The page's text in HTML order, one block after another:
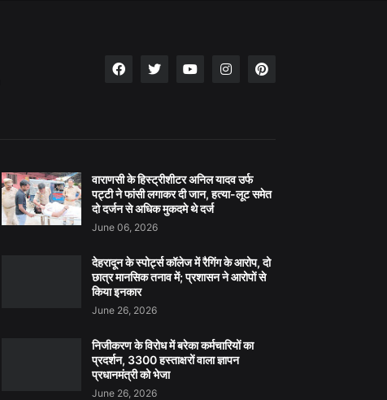
वाराणसी के हिस्ट्रीशीटर अनिल यादव उर्फ
पट्टी ने फांसी लगाकर दी जान, हत्या-लूट समेत
दो दर्जन से अधिक मुकदमे थे दर्ज
June 06, 2026
देहरादून के स्पोर्ट्स कॉलेज में रैगिंग के आरोप, दो
छात्र मानसिक तनाव में; प्रशासन ने आरोपों से
किया इनकार
June 26, 2026
निजीकरण के विरोध में बरेका कर्मचारियों का
प्रदर्शन, 3300 हस्ताक्षरों वाला ज्ञापन
प्रधानमंत्री को भेजा
June 26, 2026